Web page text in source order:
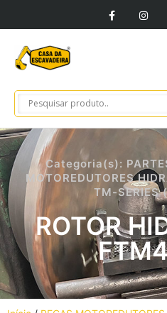
Categoria(s):
MOTOREDUTORES
TM-SERIES
ROTOR